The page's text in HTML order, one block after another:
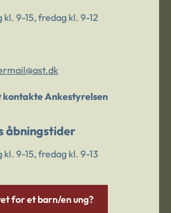
9-15, fredag kl. 9-12
kontakte Ankestyrelsen
åbningstider
9-15, fredag kl. 9-13
for et barn/en ung?